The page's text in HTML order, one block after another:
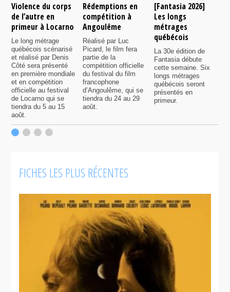
Violence du corps
de l’autre en
primeur à Locarno
Le long métrage
québécois scénarisé
et réalisé par Denis
Côté sera présenté
en première mondiale
et en compétition
officielle au festival
de Locarno qui se
tiendra du 5 au 15
août.
Rédemptions en
compétition à
Angoulême
Réalisé par Luc
Picard, le film fera
partie de la
compétition officielle
du festival du film
francophone
d’Angoulême, qui se
tiendra du 24 au 29
août.
[Fantasia 2026]
Les longs
métrages
québécois
La 30e édition de
Fantasia débute
cette semaine. Six
longs métrages
québécois seront
présentés en
primeur.
FICHES LES PLUS RÉCENTES